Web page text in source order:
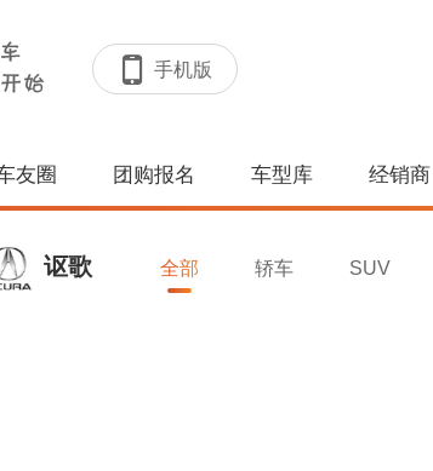
手机版
友圈 团购报名 车型库 经销商
讴歌 全部 轿车 SUV